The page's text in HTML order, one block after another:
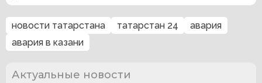
новости татарстана татарстан 24
авария
авария в казани
Актуальные новости